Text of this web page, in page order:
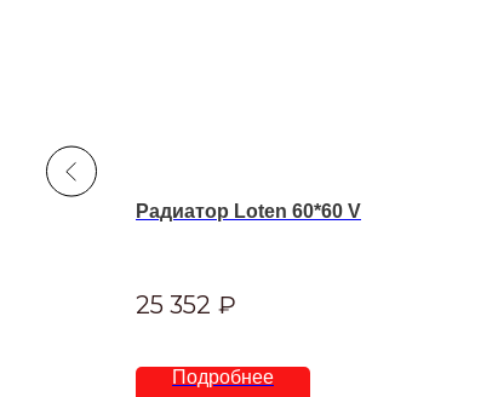
Радиатор Loten 60*60 V
25 352 ₽
Подробнее